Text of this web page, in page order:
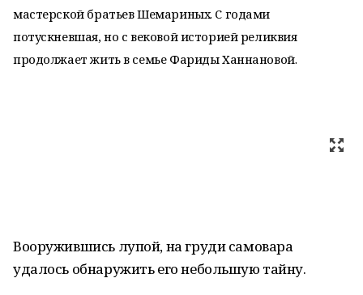
мастерской братьев Шемариных. С годами
потускневшая, но с вековой историей реликвия
продолжает жить в семье Фариды Ханнановой.
Вооружившись лупой, на груди самовара
удалось обнаружить его небольшую тайну.